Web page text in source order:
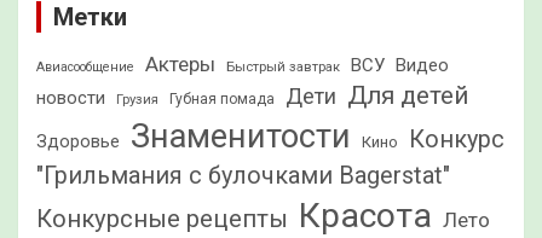
Метки
Авиасообщение Актеры Быстрый завтрак ВСУ Видео
новости
Грузия Губная помада Дети Для детей
Здоровье Знаменитости Кино
Конкурс
"Грильмания с булочками Bagerstat"
Конкурсные рецепты Красота Лето